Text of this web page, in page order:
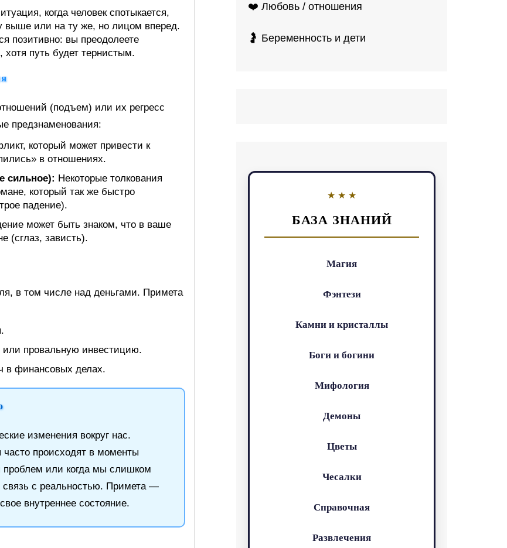
когда человек спотыкается,
выше или на ту же, но лицом вперед.
позитивно: вы преодолеете
путь будет тернистым.
(подъем) или их регресс
предзнаменования:
который может привести к
в отношениях.
сильное): Некоторые толкования
который так же быстро
падение).
может быть знаком, что в ваше
(сглаз, зависть).
в том числе над деньгами. Примета
провальную инвестицию.
в финансовых делах.
изменения вокруг нас.
часто происходят в моменты
проблем или когда мы слишком
с реальностью. Примета —
внутреннее состояние.
❤️ Любовь / отношения
🤰 Беременность и дети
БАЗА ЗНАНИЙ
Магия
Фэнтези
Камни и кристаллы
Боги и богини
Мифология
Демоны
Цветы
Чесалки
Справочная
Развлечения